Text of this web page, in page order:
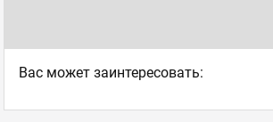
Ваc может заинтересовать: